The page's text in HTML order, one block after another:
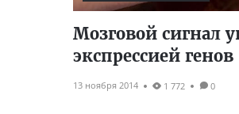
Мозговой сигнал
экспрессией генов
13 ноября 2014 1 772 0